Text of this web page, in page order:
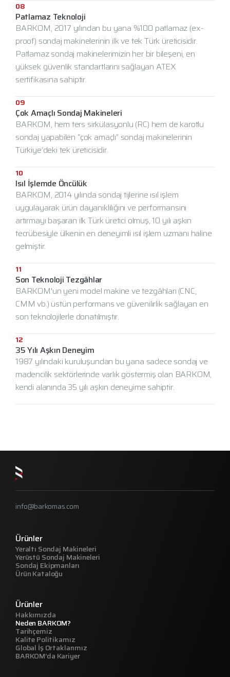
08
Patlamaz Teknoloji
BARKOM, 2017 yılından bu yana %100 patlamaz (ex-
proof) sondaj makinelerinin ilk ve tek Türk üreticisidir.
Patlamaz sondaj makinelerimizin her bir bileşeni, en
yüksek güvenlik standartlarını sağlayan ATEX
sertifikasına sahiptir.
09
Çok Amaçlı Sondaj Makineleri
BARKOM, hem ters sirkülasyonlu (RC) hem de karotlu
sondaj yapabilen “çok amaçlı” sondaj makinelerinin
Türkiye’deki tek üreticisidir.
10
Isıl İşlemde Öncülük
BARKOM, 2014 yılında sondaj tijlerine ısıl işlem
uygulayarak ürün dayanıklılığını ve performansını
artırmayı başaran ilk Türk üretici olmuş, 10 yılı aşkın
tecrübesiyle ülkenin en deneyimli ısıl işlem uzmanı haline
gelmiştir.
11
Son Teknoloji Tezgâhlar
BARKOM'un yeni model makine ve tezgâhları (CNC,
CMM vb.) üstün performans ve güvenilirlik sağlayan en
son teknolojilerle donatılmıştır.
12
35 Yılı Aşkın Deneyim
1987 yılındaki kuruluşundan bu yana sadece sondaj ve
madencilik sektörlerinde varlık göstermiş olan BARKOM,
kendi alanında 35 yılı aşkın deneyime sahiptir.
info@barkomas.com
Ürünler
Yeraltı Sondaj Makineleri
Yerüstü Sondaj Makineleri
Sondaj Ekipmanları
Ürün Kataloğu
Ürünler
Hakkımızda
Neden BARKOM?
Tarihçemiz
Kalite Politikamız
Global İş Ortaklarımız
BARKOM’da Kariyer